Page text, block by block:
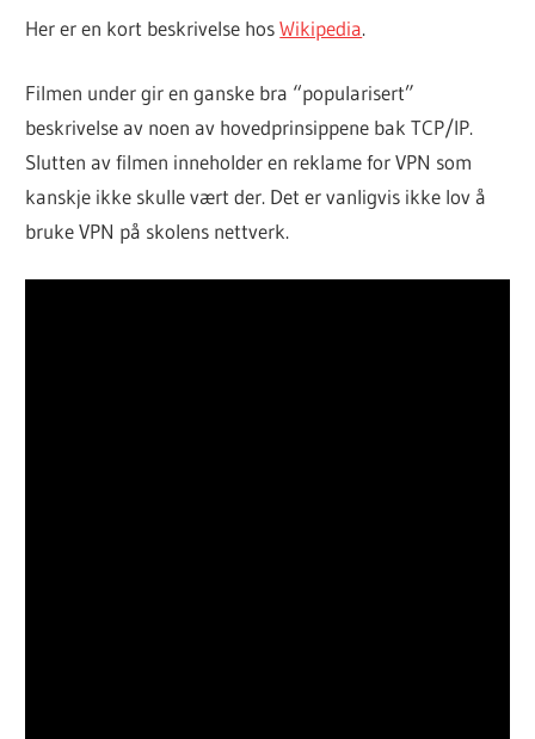
Her er en kort beskrivelse hosWikipedia.
Filmen under gir en ganske bra “popularisert”
beskrivelse av noen av hovedprinsippene bak TCP/IP.
Slutten av filmen inneholder en reklame for VPN som
kanskje ikke skulle vært der. Det er vanligvis ikke lov å
bruke VPN på skolens nettverk.